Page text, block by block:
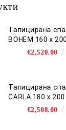
Тапицирана
BOHEM 160 х
€2,520.00
Тапицирана
CARLA 180 х
€2,508.00